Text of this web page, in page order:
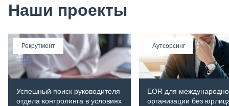
Наши проекты
Рекрутмент
Успешный поиск руководителя
отдела контролинга в условиях
Аутсорсинг
EOR для
организации без